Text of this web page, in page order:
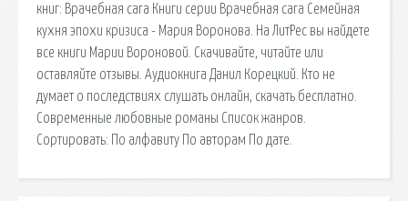
книг: Врачебная сага Книги серии Врачебная сага Семейная
кухня эпохи кризиса - Мария Воронова. На ЛитРес вы найдете
все книги Марии Вороновой. Скачивайте, читайте или
оставляйте отзывы. Аудиокнига Данил Корецкий. Кто не
думает о последствиях слушать онлайн, скачать бесплатно.
Современные любовные романы Список жанров.
Сортировать: По алфавиту По авторам По дате.